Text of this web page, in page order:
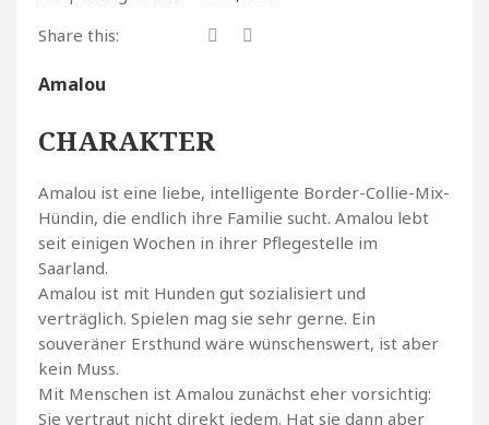
Share this:
Amalou
CHARAKTER
Amalou ist eine liebe, intelligente Border-Collie-Mix-
Hündin, die endlich ihre Familie sucht. Amalou lebt
seit einigen Wochen in ihrer Pflegestelle im
Saarland.
Amalou ist mit Hunden gut sozialisiert und
verträglich. Spielen mag sie sehr gerne. Ein
souveräner Ersthund wäre wünschenswert, ist aber
kein Muss.
Mit Menschen ist Amalou zunächst eher vorsichtig:
Sie vertraut nicht direkt jedem. Hat sie dann aber